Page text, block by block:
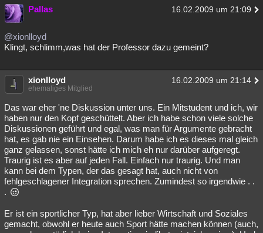
Pallas 16.02.2009 um 21:09
@xionlloyd
Klingt, schlimm,was hat der Professor dazu gemeint?
xionlloyd 16.02.2009 um 21:14
ehemaliges Mitglied
Das war eher 'ne Diskussion unter uns. Ein Mitstudent und ich, wir
haben nur den Kopf geschüttelt. Aber ich habe schon viele solche
Diskussionen geführt und egal, was man für Argumente gebracht
hat, es gab nie ein Einsehen. Darum habe ich es dieses mal gleich
ganz gelassen, sonst hätte ich mich eh nur darüber aufgeregt.
Traurig ist es aber auf jeden Fall. Einfach nur traurig. Und man
kann bei dem Typen, der das gesagt hat, auch nicht von
fehlgeschlagener Integration sprechen. Zumindest so irgendwie . .
.
Er ist ein sportlicher Typ, hat aber lieber Wirtschaft und Soziales
gemacht, obwohl er heute auch Sport hätte machen können (auch,